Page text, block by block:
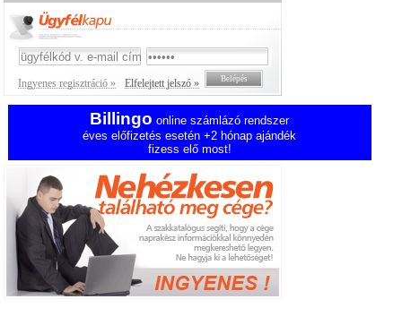
Ingyenes regisztráció » Elfelejtett jelszó »
Billingo online számlázó rendszer
éves előfizetés esetén +2 hónap ajándék
fizess elő most!